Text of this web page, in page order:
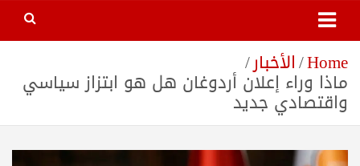
Home الأخبار
ماذا وراء إعلان أردوغان هل هو ابتزاز سياسي
واقتصادي جديد